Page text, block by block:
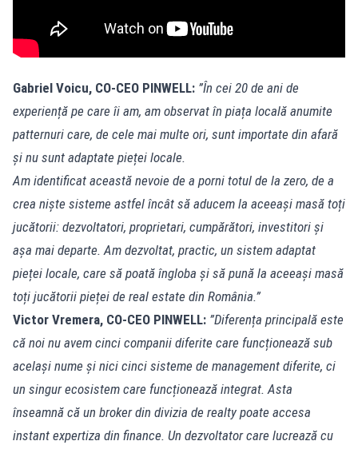
Gabriel Voicu, CO-CEO PINWELL: ”În cei 20 de ani de
experiență pe care îi am, am observat în piața locală anumite
patternuri care, de cele mai multe ori, sunt importate din afară
și nu sunt adaptate pieței locale.
Am identificat această nevoie de a porni totul de la zero, de a
crea niște sisteme astfel încât să aducem la aceeași masă toți
jucătorii: dezvoltatori, proprietari, cumpărători, investitori și
așa mai departe. Am dezvoltat, practic, un sistem adaptat
pieței locale, care să poată îngloba și să pună la aceeași masă
toți jucătorii pieței de real estate din România.”
Victor Vremera, CO-CEO PINWELL: ”Diferența principală este
că noi nu avem cinci companii diferite care funcționează sub
același nume și nici cinci sisteme de management diferite, ci
un singur ecosistem care funcționează integrat. Asta
înseamnă că un broker din divizia de realty poate accesa
instant expertiza din finance. Un dezvoltator care lucrează cu